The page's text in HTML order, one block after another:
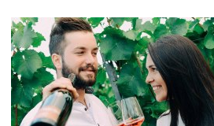
Wijnmakerij Achenbach
Wijnmakerij Achenbach ligt aan